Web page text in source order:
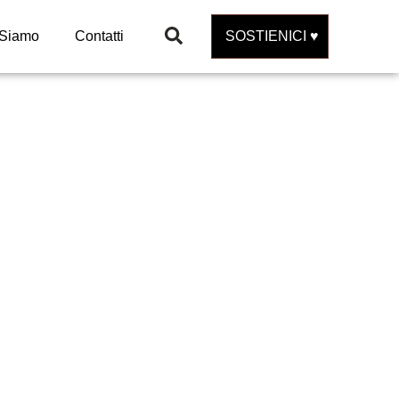
Contatti SOSTIENICI ♥️